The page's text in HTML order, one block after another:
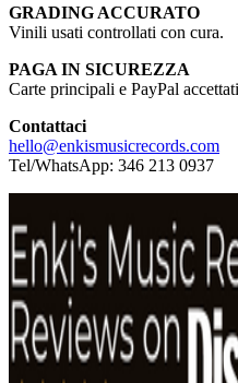
GRADING ACCURATO
Vinili usati controllati con cura.
PAGA IN SICUREZZA
Carte principali e PayPal
Contattaci
hello@enkismusicrecords.com
Tel/WhatsApp: 346 213 0937